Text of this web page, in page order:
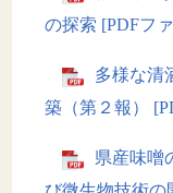
の探索 [PDFフ
多様な清
築（第２報）
県産味噌